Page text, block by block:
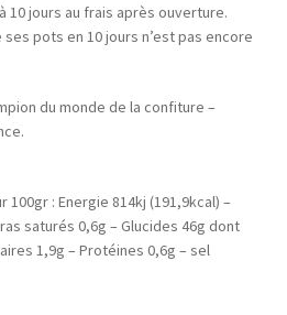
10 jours au frais après ouverture.
ses pots en 10 jours n’est pas encore
du monde de la confiture –
: Energie 814kj (191,9kcal) –
saturés 0,6g – Glucides 46g dont
1,9g – Protéines 0,6g – sel